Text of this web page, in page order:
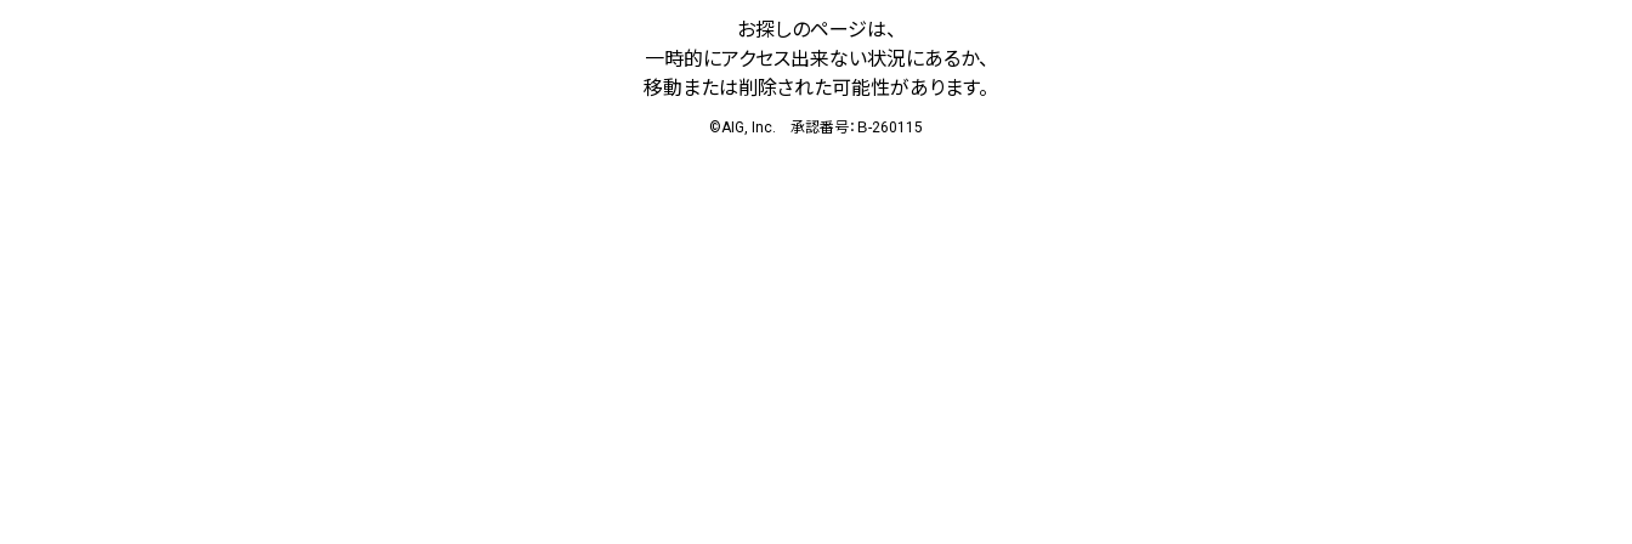
お探しのページは、
一時的にアクセス出来ない状況にあるか、
移動または削除された可能性があります。
©AIG, Inc. 承認番号：Ｂ-260115